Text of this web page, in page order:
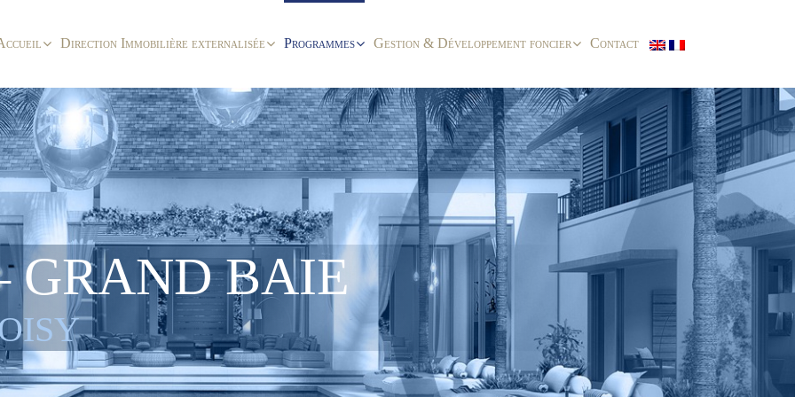
Direction Immobilière externalisée Programmes Gestion & Développement foncier Contact
GRAND BAIE